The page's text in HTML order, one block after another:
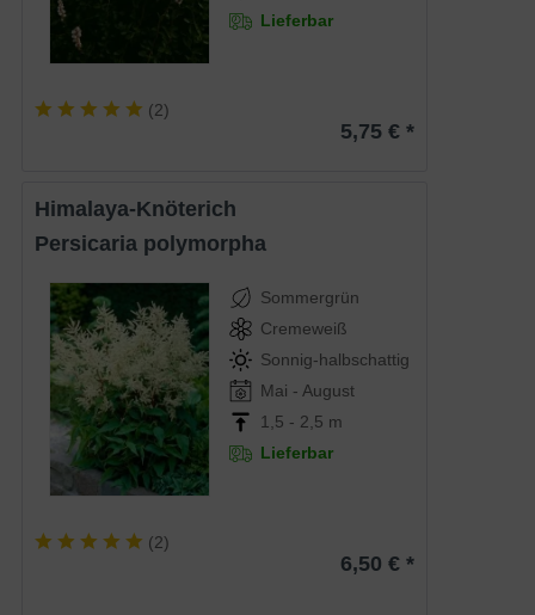
Lieferbar
(2)
5,75 € *
Himalaya-Knöterich
Persicaria polymorpha
Sommergrün
Cremeweiß
Sonnig-halbschattig
Mai - August
1,5 - 2,5 m
Lieferbar
(2)
6,50 € *